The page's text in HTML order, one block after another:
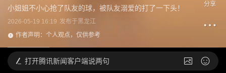
小姐姐不小心抢了队友的球，被队友溺爱的打了一下头！
2026-05-19 16:19 发布于黑龙江
作者声明：个人观点，仅供参考
分享
打开腾讯新闻客户端说两句